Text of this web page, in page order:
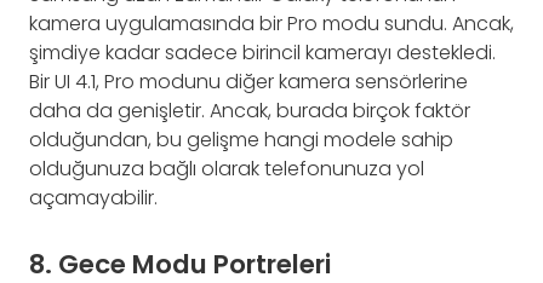
kamera uygulamasında bir Pro modu sundu. Ancak,
şimdiye kadar sadece birincil kamerayı destekledi.
Bir UI 4.1, Pro modunu diğer kamera sensörlerine
daha da genişletir. Ancak, burada birçok faktör
olduğundan, bu gelişme hangi modele sahip
olduğunuza bağlı olarak telefonunuza yol
açamayabilir.
8. Gece Modu Portreleri